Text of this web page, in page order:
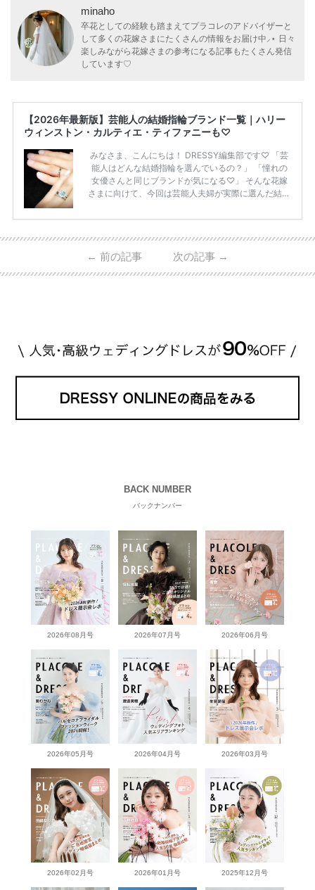
minaho
卒花としての経験も踏まえてプラコレのアドバイザーと
して多くの花嫁さまにたくさんの情報をお届け中⸝⋆ 日々
楽しみながら花嫁さまの参考になる記事もたくさん発信
しています♡
【2026年最新版】芸能人の結婚指輪ブランド一覧｜ハリー
ウィンストン・カルティエ・ティファニーも♡
みなさま、こんにちは！ DRESSY編集部です♡ 「芸
能人はどんな結婚指輪を選んでいるの？」 「憧れの
女優さんと同じブランドが気になる♡」 そんな花嫁
さまに向けて、今回は芸能人夫婦が実際に選んだ結婚
ーウィンストンやカルティエ、ティファニーなど世界
日本で人気のブランドまで幅広くご紹介。 さらに、
・愛用している芸能人夫婦 ・リングの特徴や魅力 ・
← 前の記事 次の記事 →
BACK NUMBER
バックナンバー
2026年08月号 2026年07月号 2026年06月号
2026年05月号 2026年04月号 2026年03月号
2026年02月号 2026年01月号 2025年12月号